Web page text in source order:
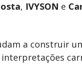
, IVYSON e
a construir